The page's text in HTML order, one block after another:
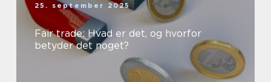
25. september 2025
Fair trade: Hvad er det, og hvorfor
betyder det noget?